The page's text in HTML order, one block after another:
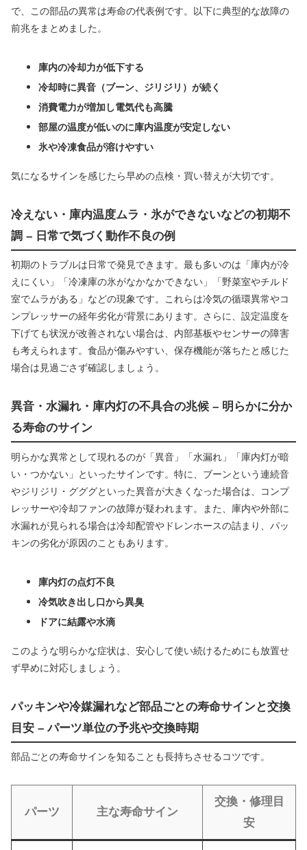
で、この部品の異常は寿命の代表例です。以下に典型的な故障の
前兆をまとめました。
庫内の冷却力が低下する
冷却時に異音（ブーン、ジリジリ）が続く
消費電力が増加し電気代も高騰
部屋の温度が低いのに庫内温度が安定しない
氷や冷凍食品が溶けやすい
気になるサインを感じたら早めの点検・買い替えが大切です。
冷えない・庫内温度ムラ・氷ができないなどの初期不
調 – 日常で気づく動作不良の例
初期のトラブルは日常で発見できます。最も多いのは「庫内が冷
えにくい」「冷凍庫の氷がなかなかできない」「野菜室やチルド
室でムラがある」などの現象です。これらは冷気の循環異常やコ
ンプレッサーの経年劣化が背景にあります。さらに、設定温度を
下げても状況が改善されない場合は、内部基板やセンサーの障害
も考えられます。食品が傷みやすい、保存機能が落ちたと感じた
場合は見過ごさず確認しましょう。
異音・水漏れ・庫内灯の不具合の兆候 – 明らかに分か
る寿命のサイン
明らかな異常として現れるのが「異音」「水漏れ」「庫内灯が暗
い・つかない」といったサインです。特に、ブーンという連続音
やジリジリ・グググといった異音が大きくなった場合は、コンプ
レッサーや冷却ファンの故障が疑われます。また、庫内や外部に
水漏れが見られる場合は冷却配管やドレンホースの詰まり、パッ
キンの劣化が原因のこともあります。
庫内灯の点灯不良
冷気吹き出し口から異臭
ドアに結露や水滴
このような明らかな症状は、安心して使い続けるためにも放置せ
ず早めに対応しましょう。
パッキンや冷媒漏れなど部品ごとの寿命サインと交換
目安 – パーツ単位の予兆や交換時期
部品ごとの寿命サインを知ることも長持ちさせるコツです。
パーツ 主な寿命サイン
交換・修理目
安